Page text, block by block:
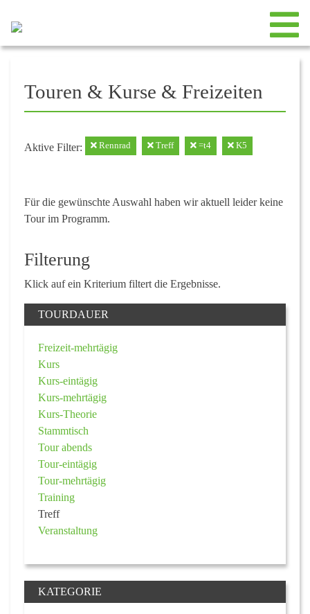
Touren & Kurse & Freizeiten
Aktive Filter: Rennrad Treff =t4 K5
Für die gewünschte Auswahl haben wir aktuell leider keine
Tour im Programm.
Filterung
Klick auf ein Kriterium filtert die Ergebnisse.
TOURDAUER
Freizeit-mehrtägig
Kurs
Kurs-eintägig
Kurs-mehrtägig
Kurs-Theorie
Stammtisch
Tour abends
Tour-eintägig
Tour-mehrtägig
Training
Treff
Veranstaltung
KATEGORIE